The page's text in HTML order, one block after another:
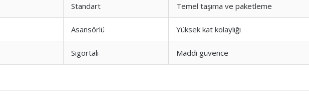
Standart Temel taşıma ve paketleme
Asansörlü Yüksek kat kolaylığı
Sigortalı Maddi güvence